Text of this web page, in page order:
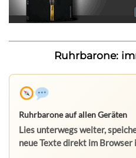
Ruhrbarone:
Ruhrbarone auf allen Geräten
Lies unterwegs weiter,
neue Texte direkt im Browser